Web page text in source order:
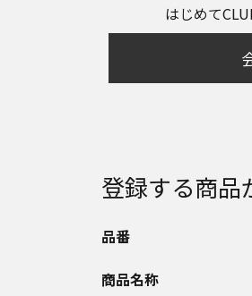
はじめて
登録する商品
品番
商品名称